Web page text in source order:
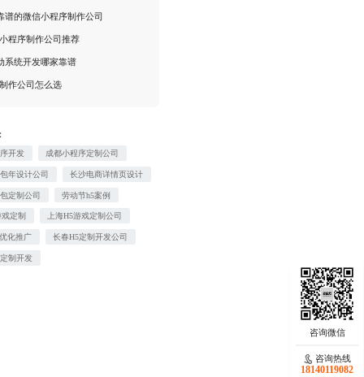
谱的微信小程序制作公司
程序制作公司推荐
系统开发哪家靠谱
作公司怎么选
开发 成都小程序定制公司
年设计公司 长沙电商详情页设计
定制公司 劳动节h5案例
定制 上海H5游戏定制公司
化推广 长春H5定制开发公司
制开发
咨询热线
18140119082